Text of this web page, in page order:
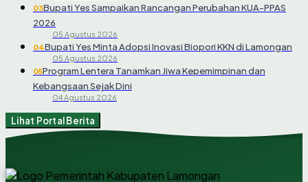
03Bupati Yes Sampaikan Rancangan Perubahan KUA-PPAS
2026
05 Agustus 2026
04Bupati Yes Minta Adopsi Inovasi Biopori KKN di Lamongan
05 Agustus 2026
05Program Lentera Tanamkan Jiwa Kepemimpinan dan
Kebangsaan Sejak Dini
04 Agustus 2026
Lihat Portal Berita